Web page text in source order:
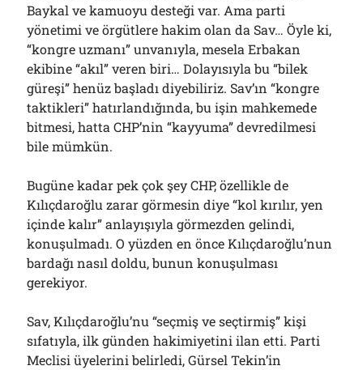
15 Temmuz Soruları… Nasuh Mahruki’nin “Suçu”!..
03/08/2026
Er Gaziler 20 Gün Sonra Gelen MSB Heyetine Böyle İsyan Etti:“Bizi
Teröristlere G……yle Güldürdünüz”
01/08/2026
Papazın “Komutanı” Ayasofya ve Patrikhane İçin ABD’yi Göreve
Çağırdı!..
31/07/2026
Arşivler
Arşivler
Baykal ve kamuoyu desteği var. Ama parti
yönetimi ve örgütlere hakim olan da Sav… Öyle ki,
“kongre uzmanı” unvanıyla, mesela Erbakan
ekibine “akıl” veren biri… Dolayısıyla bu “bilek
güreşi” henüz başladı diyebiliriz. Sav’ın “kongre
taktikleri” hatırlandığında, bu işin mahkemede
bitmesi, hatta CHP’nin “kayyuma” devredilmesi
bile mümkün.
Bugüne kadar pek çok şey CHP, özellikle de
Kılıçdaroğlu zarar görmesin diye “kol kırılır, yen
içinde kalır” anlayışıyla görmezden gelindi,
konuşulmadı. O yüzden en önce Kılıçdaroğlu’nun
bardağı nasıl doldu, bunun konuşulması
gerekiyor.
Sav, Kılıçdaroğlu’nu “seçmiş ve seçtirmiş” kişi
sıfatıyla, ilk günden hakimiyetini ilan etti. Parti
Meclisi üyelerini belirledi, Gürsel Tekin’in